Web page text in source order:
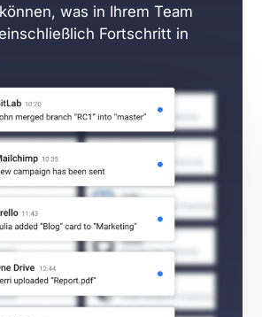
was in Ihrem Team
Fortschritt in